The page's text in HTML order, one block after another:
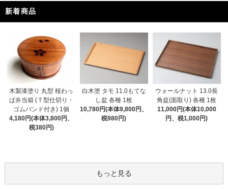
新着商品
木製漆塗り 丸型 桜わっ
ぱ弁当箱 (Ｔ型仕切り・
ゴムバンド付き) 1個
4,180円(本体3,800円、
税380円)
白木塗 タモ 11.0もてな
し盆 各種 1枚
10,780円(本体9,800円、
税980円)
ウォールナット 13.0長
角盆(面取り) 各種 1枚
11,000円(本体10,000
円、税1,000円)
もっと見る